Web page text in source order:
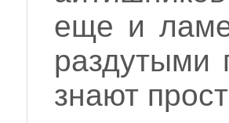
еще и
раздутыми
знают